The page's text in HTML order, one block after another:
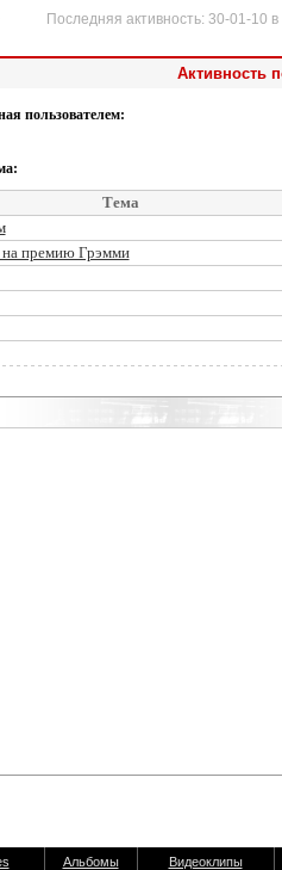
Последняя активность: 30-01-10 в
Активность
пользователем:
Тема
премию Грэмми
Альбомы
Видеоклипы